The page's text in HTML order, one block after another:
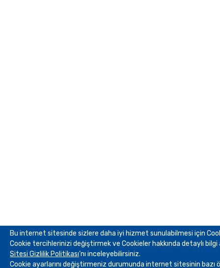
Bu internet sitesinde sizlere daha iyi hizmet sunulabilmesi için
Cookie tercihlerinizi değiştirmek ve Cookieler hakkında detaylı
Sitesi Gizlilik Politikası’nı inceleyebilirsiniz.
Cookie ayarlarını değiştirmeniz durumunda internet sitesinin bazı